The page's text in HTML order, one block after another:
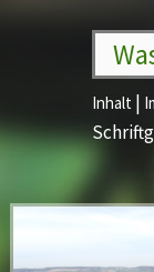
Inhalt |